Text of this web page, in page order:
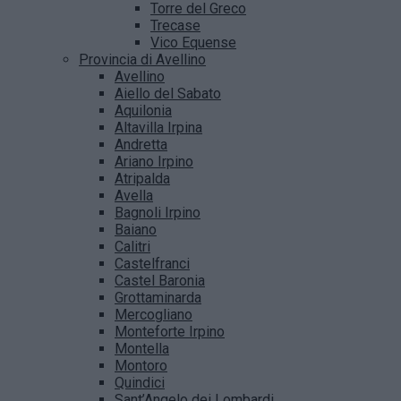
Torre del Greco
Trecase
Vico Equense
Provincia di Avellino
Avellino
Aiello del Sabato
Aquilonia
Altavilla Irpina
Andretta
Ariano Irpino
Atripalda
Avella
Bagnoli Irpino
Baiano
Calitri
Castelfranci
Castel Baronia
Grottaminarda
Mercogliano
Monteforte Irpino
Montella
Montoro
Quindici